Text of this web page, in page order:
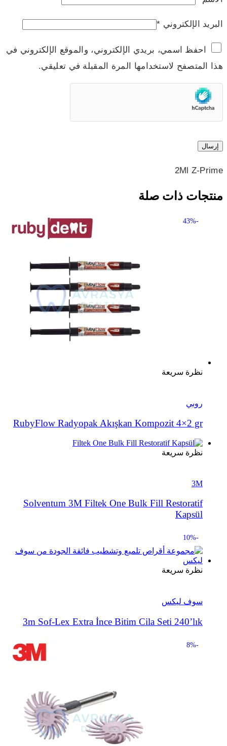
البريد الإلكتروني *
احفظ اسمي، بريدي الإلكتروني، والموقع الإلكتروني في
هذا المتصفح لاستخدامها المرة المقبلة في تعليقي.
2Ml Z-Prime
منتجات ذات صلة
-43%
نظرة سريعة
روبي
RubyFlow Radyopak Akışkan Kompozit 4×2 gr
نظرة سريعة
3M
Solventum 3M Filtek One Bulk Fill Restoratif
Kapsül
-10%
نظرة سريعة
سوف ليكس
3m Sof-Lex Extra İnce Bitim Cila Seti 240’lık
-8%